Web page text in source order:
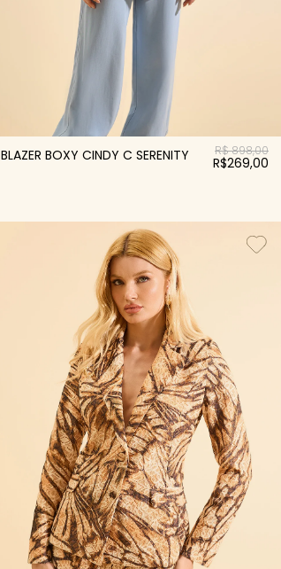
BLAZER BOXY CINDY C SERENITY R$ 898,00
R$269,00